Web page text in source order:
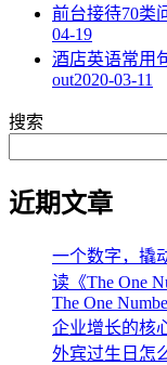
前台接待70类
04-19
酒店英语常用
out2020-03-11
搜索
近期文章
一个数字，撬
读《The One
The One
企业增长的核
外宾过生日怎